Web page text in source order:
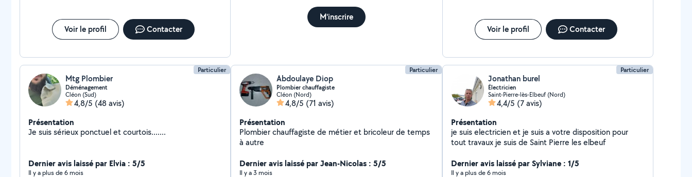
Voir le profil Contacter
M'inscrire
Voir le profil Contacter
Particulier
Mtg Plombier
Déménagement
Cléon (Sud)
4,8/5 (48 avis)
Présentation
Je suis sérieux ponctuel et courtois.......
Dernier avis laissé par Elvia : 5/5
Il y a plus de 6 mois
Particulier
Abdoulaye Diop
Plombier chauffagiste
Cléon (Nord)
4,8/5 (71 avis)
Présentation
Plombier chauffagiste de métier et bricoleur de temps
à autre
Dernier avis laissé par Jean-Nicolas : 5/5
Il y a 3 mois
Particulier
Jonathan burel
Électricien
Saint-Pierre-lès-Elbeuf (Nord)
4,4/5 (7 avis)
Présentation
je suis electricien et je suis a votre disposition pour
tout travaux je suis de Saint Pierre les elbeuf
Dernier avis laissé par Sylviane : 1/5
Il y a plus de 6 mois